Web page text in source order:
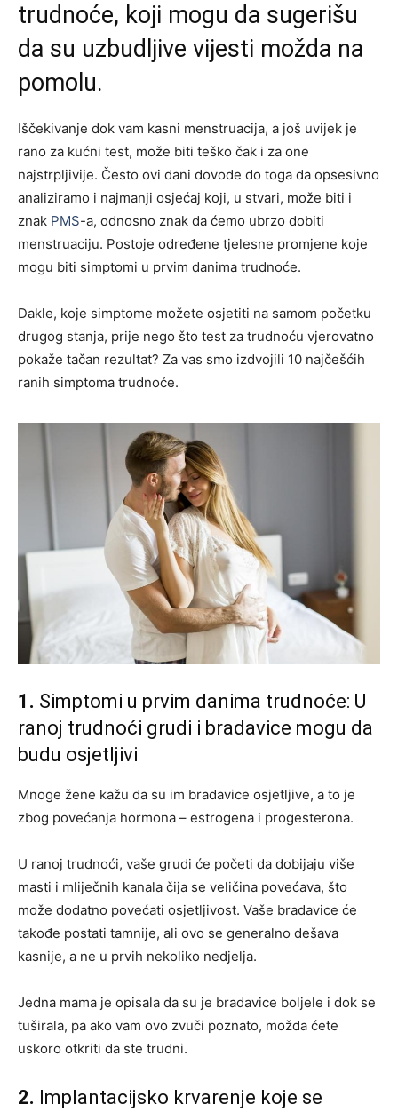
trudnoće, koji mogu da sugerišu
da su uzbudljive vijesti možda na
pomolu.
Iščekivanje dok vam kasni menstruacija, a još uvijek je
rano za kućni test, može biti teško čak i za one
najstrpljivije. Često ovi dani dovode do toga da opsesivno
analiziramo i najmanji osjećaj koji, u stvari, može biti i
znak PMS-a, odnosno znak da ćemo ubrzo dobiti
menstruaciju. Postoje određene tjelesne promjene koje
mogu biti simptomi u prvim danima trudnoće.
Dakle, koje simptome možete osjetiti na samom početku
drugog stanja, prije nego što test za trudnoću vjerovatno
pokaže tačan rezultat? Za vas smo izdvojili 10 najčešćih
ranih simptoma trudnoće.
1. Simptomi u prvim danima trudnoće: U
ranoj trudnoći grudi i bradavice mogu da
budu osjetljivi
Mnoge žene kažu da su im bradavice osjetljive, a to je
zbog povećanja hormona – estrogena i progesterona.
U ranoj trudnoći, vaše grudi će početi da dobijaju više
masti i mliječnih kanala čija se veličina povećava, što
može dodatno povećati osjetljivost. Vaše bradavice će
takođe postati tamnije, ali ovo se generalno dešava
kasnije, a ne u prvih nekoliko nedjelja.
Jedna mama je opisala da su je bradavice boljele i dok se
tuširala, pa ako vam ovo zvuči poznato, možda ćete
uskoro otkriti da ste trudni.
2. Implantacijsko krvarenje koje se